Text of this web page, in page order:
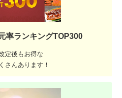
率ランキングTOP300
定後もお得な
さんあります！